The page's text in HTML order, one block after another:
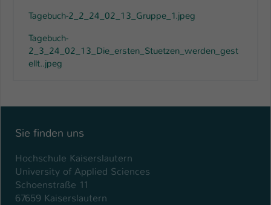
Tagebuch-2_2_24_02_13_Gruppe_1.jpeg
Tagebuch-
2_3_24_02_13_Die_ersten_Stuetzen_werden_gest
ellt..jpeg
Sie finden uns
Hochschule Kaiserslautern
University of Applied Sciences
Schoenstraße 11
67659 Kaiserslautern